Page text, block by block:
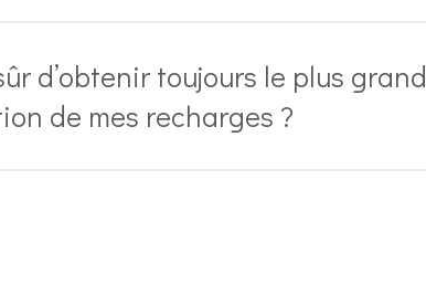
d’obtenir toujours le plus grand
de mes recharges ?